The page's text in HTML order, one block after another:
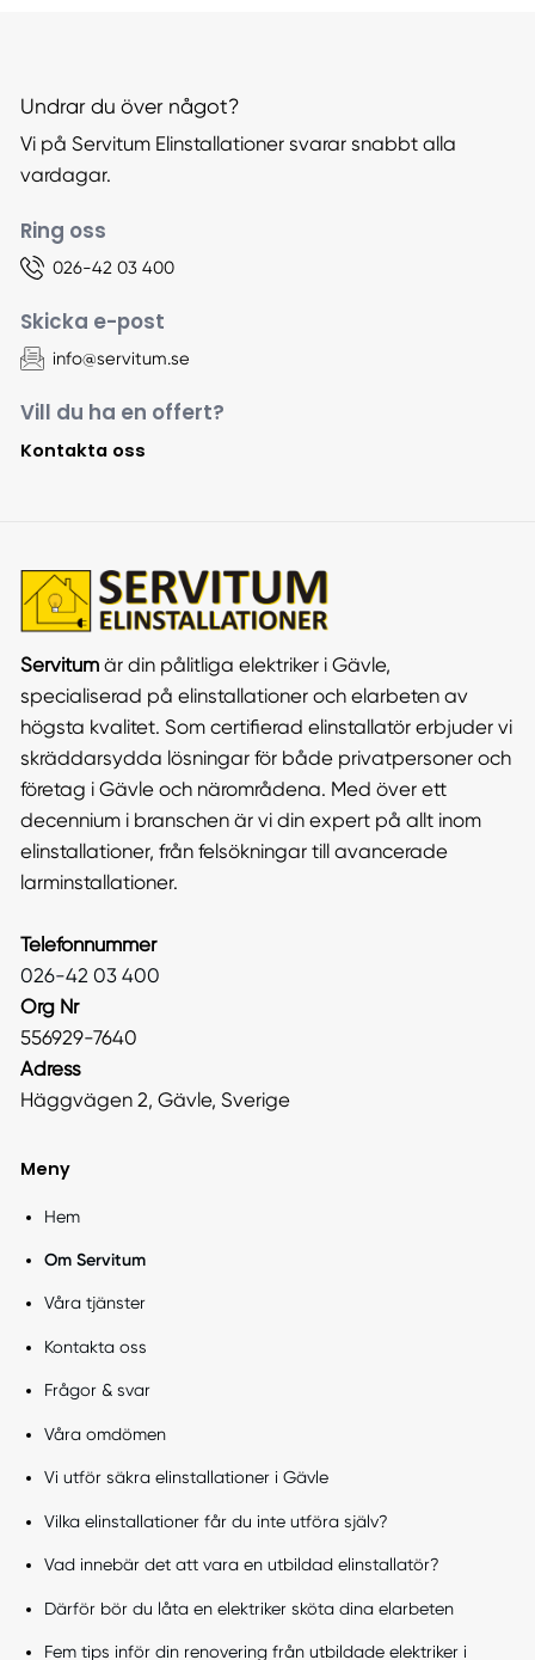
Undrar du över något?
Vi på Servitum Elinstallationer svarar snabbt alla
vardagar.
Ring oss
026-42 03 400
Skicka e-post
info@servitum.se
Vill du ha en offert?
Kontakta oss
Servitumär din pålitliga elektriker i Gävle,
specialiserad på elinstallationer och elarbeten av
högsta kvalitet. Som certifierad elinstallatör erbjuder vi
skräddarsydda lösningar för både privatpersoner och
företag i Gävle och närområdena. Med över ett
decennium i branschen är vi din expert på allt inom
elinstallationer, från felsökningar till avancerade
larminstallationer.
Telefonnummer
026-42 03 400
Org Nr
556929-7640
Adress
Häggvägen 2, Gävle, Sverige
Meny
Hem
Om Servitum
Våra tjänster
Kontakta oss
Frågor & svar
Våra omdömen
Vi utför säkra elinstallationer i Gävle
Vilka elinstallationer får du inte utföra själv?
Vad innebär det att vara en utbildad elinstallatör?
Därför bör du låta en elektriker sköta dina elarbeten
Fem tips inför din renovering från utbildade elektriker i